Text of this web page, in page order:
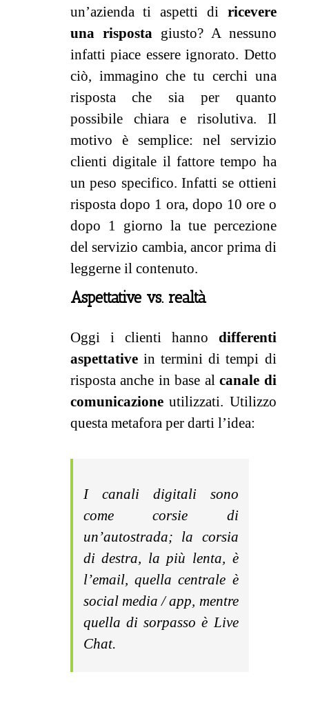
un’azienda ti aspetti diricevere
una rispostagiusto? A nessuno
infatti piace essere ignorato. Detto
ciò, immagino che tu cerchi una
risposta che sia per quanto
possibile chiara e risolutiva. Il
motivo è semplice: nel servizio
clienti digitale il fattore tempo ha
un peso specifico. Infatti se ottieni
risposta dopo 1 ora, dopo 10 ore o
dopo 1 giorno la tue percezione
del servizio cambia, ancor prima di
leggerne il contenuto.
Aspettative vs. realtà
Oggi i clienti hanno differenti
aspettativein termini di tempi di
risposta anche in base alcanale di
comunicazioneutilizzati. Utilizzo
questa metafora per darti l’idea:
I canali digitali sono
come corsie di
un’autostrada; la corsia
di destra, la più lenta, è
l’email, quella centrale è
social media / app, mentre
quella di sorpasso è Live
Chat.